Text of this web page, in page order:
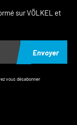
sur VÖLKEL et
Envoyer
vous désabonner